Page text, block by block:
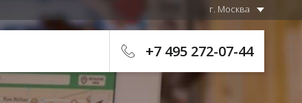
г. Москва
+7 495 272-07-44